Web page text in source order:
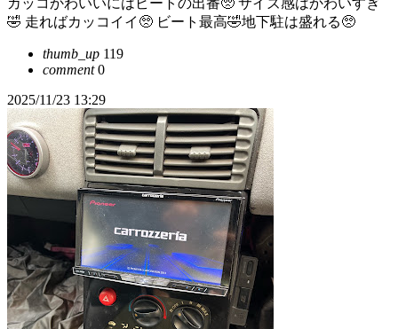
🤣 走ればカッコイイ🥺 ビート最高🤣地下駐は盛れる🥺
thumb_up 119
comment0
2025/11/23 13:29